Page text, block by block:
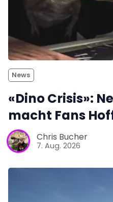
News
«Dino Crisis»:
macht Fans
Chris Bucher
7. Aug. 2026